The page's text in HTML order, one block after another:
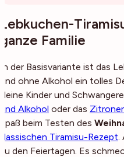
Lebkuchen-
ganze Familie
In der Basisvariante ist das
und ohne Alkohol ein tolles
kleine Kinder und
und Alkohol oder das
Spaß beim Testen des
klassischen Tiramisu-Rezept.
zu den Feiertagen. Es